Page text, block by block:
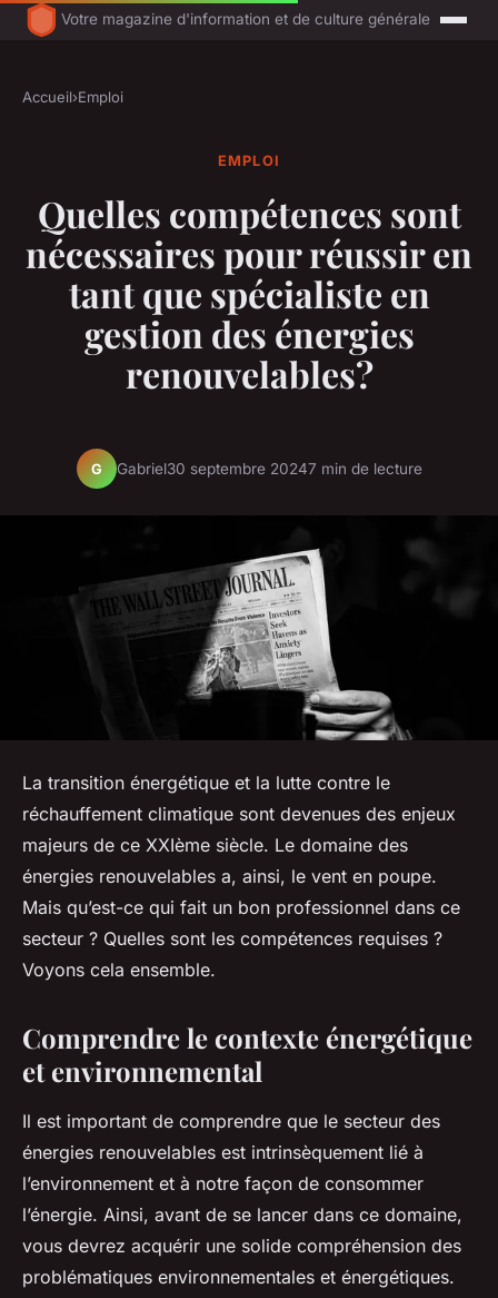
Votre magazine d'information et de culture générale
Accueil›Emploi
EMPLOI
Quelles compétences sont
nécessaires pour réussir en
tant que spécialiste en
gestion des énergies
renouvelables?
G Gabriel30 septembre 20247 min de lecture
La transition énergétique et la lutte contre le
réchauffement climatique sont devenues des enjeux
majeurs de ce XXIème siècle. Le domaine des
énergies renouvelables a, ainsi, le vent en poupe.
Mais qu’est-ce qui fait un bon professionnel dans ce
secteur ? Quelles sont les compétences requises ?
Voyons cela ensemble.
Comprendre le contexte énergétique
et environnemental
Il est important de comprendre que le secteur des
énergies renouvelables est intrinsèquement lié à
l’environnement et à notre façon de consommer
l’énergie. Ainsi, avant de se lancer dans ce domaine,
vous devrez acquérir une solide compréhension des
problématiques environnementales et énergétiques.